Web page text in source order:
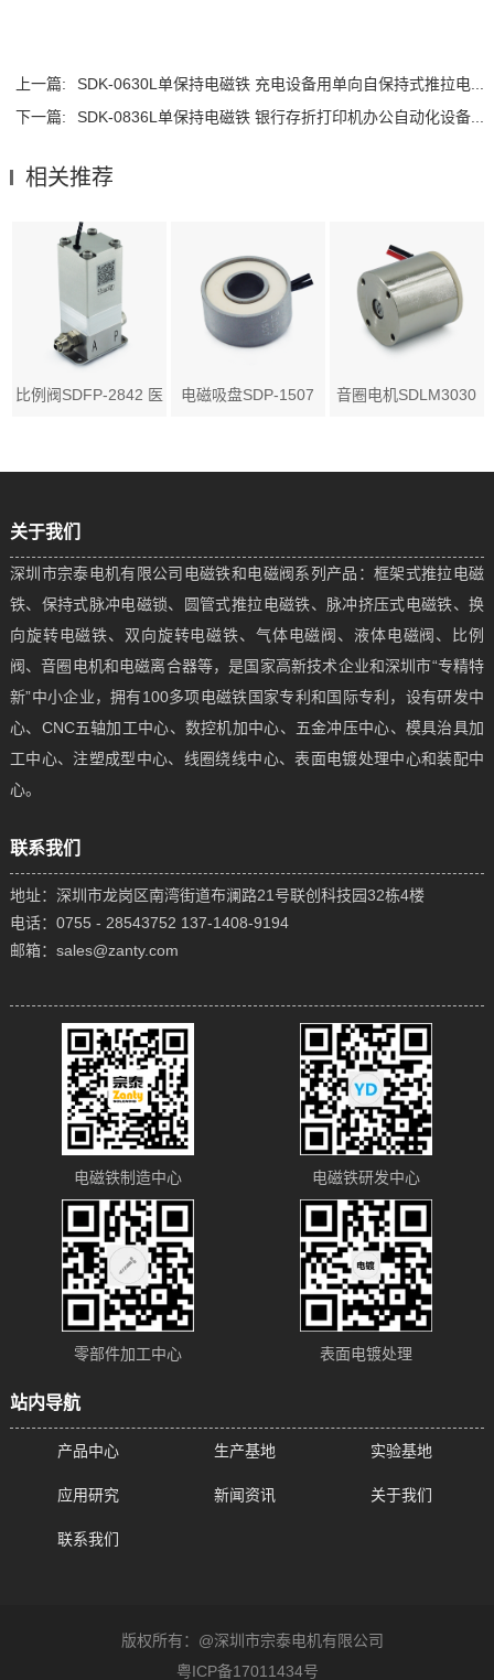
上一篇:
SDK-0630L单保持电磁铁 充电设备用单向自保持式推拉电...
下一篇:
SDK-0836L单保持电磁铁 银行存折打印机办公自动化设备...
相关推荐
比例阀SDFP-2842 医 电磁吸盘SDP-1507 音圈电机SDLM3030
关于我们
深圳市宗泰电机有限公司电磁铁和电磁阀系列产品：框架式推拉电磁
铁、保持式脉冲电磁锁、圆管式推拉电磁铁、脉冲挤压式电磁铁、换
向旋转电磁铁、双向旋转电磁铁、气体电磁阀、液体电磁阀、比例
阀、音圈电机和电磁离合器等，是国家高新技术企业和深圳市“专精特
新”中小企业，拥有100多项电磁铁国家专利和国际专利，设有研发中
心、CNC五轴加工中心、数控机加中心、五金冲压中心、模具治具加
工中心、注塑成型中心、线圈绕线中心、表面电镀处理中心和装配中
心。
联系我们
地址：深圳市龙岗区南湾街道布澜路21号联创科技园32栋4楼
电话：0755 - 28543752 137-1408-9194
邮箱：sales@zanty.com
电磁铁制造中心 电磁铁研发中心
零部件加工中心 表面电镀处理
站内导航
产品中心 生产基地 实验基地
应用研究 新闻资讯 关于我们
联系我们
版权所有：@深圳市宗泰电机有限公司
粤ICP备17011434号